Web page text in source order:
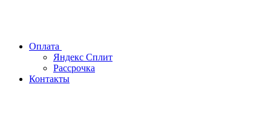
Оплата
Яндекс Сплит
Рассрочка
Контакты